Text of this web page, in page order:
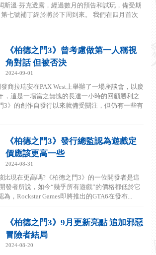
斯溫·芬克透露，經過數月的預告和試玩，備受期
七號補丁終於將於下周到來。 我們在四月首次
《柏德之門3》曾考慮做第一人稱視
角對話 但被否決
2024-09-01
發商拉瑞安在PAX West上舉辦了一場座談會，以慶
，這是一場當之無愧的長達一小時的回顧勝利之
3》的創作自發行以來就備受關注，但仍有一些有
《柏德之門3》發行總監認為遊戲定
價應該更高一些
2024-08-31
比現在更高嗎?《柏德之門3》的一位開發者是這
發者所說，如今“幾乎所有遊戲”的價格都低於它
，Rockstar Games即將推出的GTA6在發布...
《柏德之門3》9月更新亮點 追加邪惡
冒險者結局
2024-08-20